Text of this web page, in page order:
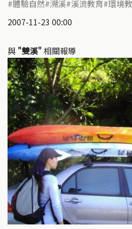
體驗自然 溯溪 溪流教育 環境
2007-11-23 00:00
與 "雙溪" 相關報導